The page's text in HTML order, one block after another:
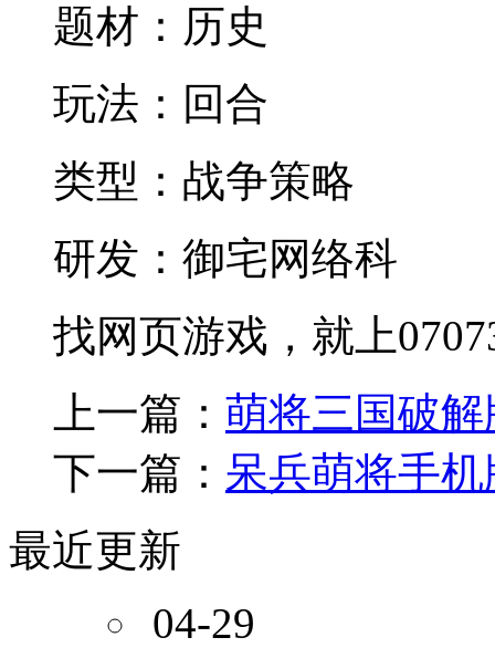
题材：历史
玩法：回合
类型：战争策略
研发：御宅网络科
找网页游戏，就上
上一篇： 萌将三国破
下一篇： 呆兵萌将手
最近更新
04-29